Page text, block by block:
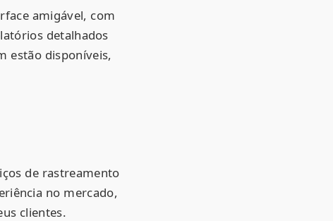
amigável, com
detalhados
estão disponíveis,
de rastreamento
no mercado,
clientes.